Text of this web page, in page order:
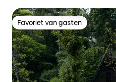
Favoriet van gasten
Favoriet van gasten